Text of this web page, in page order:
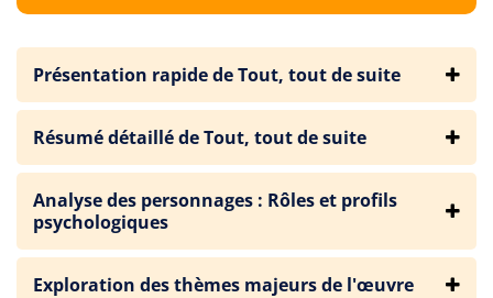
Présentation rapide de Tout, tout de suite
Résumé détaillé de Tout, tout de suite
Analyse des personnages : Rôles et profils
psychologiques
Exploration des thèmes majeurs de l'œuvre